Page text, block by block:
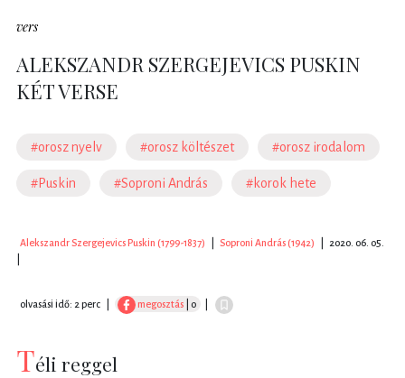
vers
ALEKSZANDR SZERGEJEVICS PUSKIN
KÉT VERSE
#orosz nyelv #orosz költészet #orosz irodalom
#Puskin #Soproni András #korok hete
Alekszandr Szergejevics Puskin (1799-1837) Soproni András (1942)
2020. 06. 05.
olvasási idő: 2 perc megosztás | 0
Téli reggel